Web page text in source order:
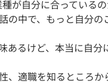
が自分に合っている
の中で、もっと自分
あるけど、本当に自分
、適職を知るところ